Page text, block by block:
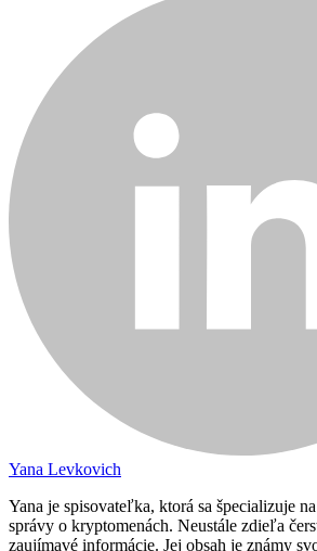
Yana Levkovich
Yana je spisovateľka, ktorá sa špecializuje
správy o kryptomenách. Neustále zdieľa
zaujímavé informácie. Jej obsah je známy